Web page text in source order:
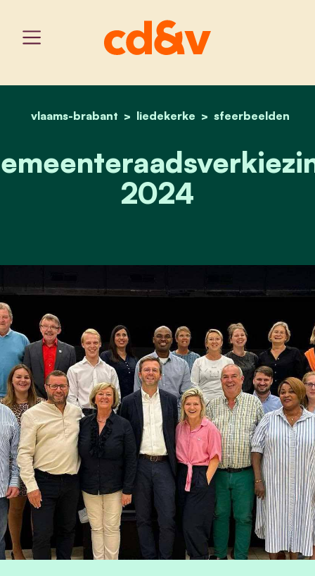
home
vlaams-brabant liedekerke sfeerbeelden
2024